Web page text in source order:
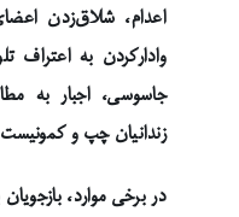
اعدام، شلاق‌زدن
وادارکردن به اعتراف
جاسوسی، اجبار به
زندانیان چپ و کمونیست
در برخی موارد،